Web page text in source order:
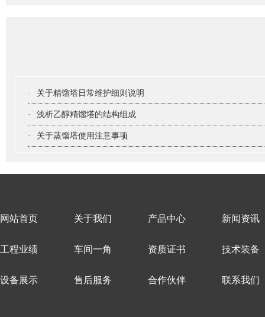
· 关于精馏塔日常维护细则说明
· 浅析乙醇精馏塔的结构组成
· 关于蒸馏塔使用注意事项
网站首页 关于我们 产品中心 新闻资讯
工程业绩 车间一角 资质证书 技术装备
设备展示 售后服务 合作伙伴 联系我们